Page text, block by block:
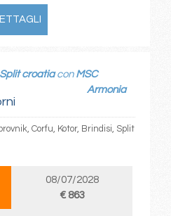
Split croatiacon MSC
Armonia
Corfu, Kotor, Brindisi, Split
08/07/2028
€ 863